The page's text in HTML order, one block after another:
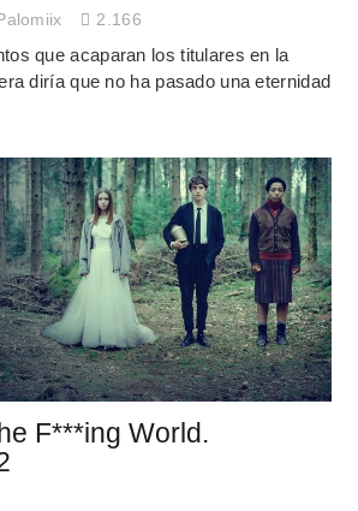
2.166
que acaparan los titulares en la
diría que no ha pasado una eternidad
F***ing World.